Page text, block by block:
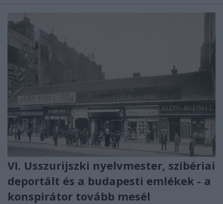
VI. Usszurijszki nyelvmester, szibériai
deportált és a budapesti emlékek - a
konspirátor tovább mesél